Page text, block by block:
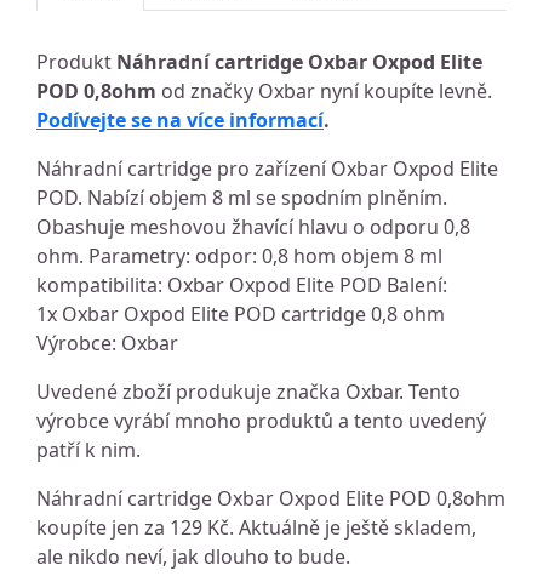
Produkt Náhradní cartridge Oxbar Oxpod Elite
POD 0,8ohm od značky Oxbar nyní koupíte levně.
Podívejte se na více informací.
Náhradní cartridge pro zařízení Oxbar Oxpod Elite
POD. Nabízí objem 8 ml se spodním plněním.
Obashuje meshovou žhavící hlavu o odporu 0,8
ohm. Parametry: odpor: 0,8 hom objem 8 ml
kompatibilita: Oxbar Oxpod Elite POD Balení:
1x Oxbar Oxpod Elite POD cartridge 0,8 ohm
Výrobce: Oxbar
Uvedené zboží produkuje značka Oxbar. Tento
výrobce vyrábí mnoho produktů a tento uvedený
patří k nim.
Náhradní cartridge Oxbar Oxpod Elite POD 0,8ohm
koupíte jen za 129 Kč. Aktuálně je ještě skladem,
ale nikdo neví, jak dlouho to bude.